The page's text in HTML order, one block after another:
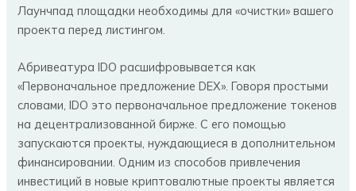
Лаунчпад площадки необходимы для «очистки» вашего
проекта перед листингом.
Абривеатура IDO расшифровывается как
«Первоначальное предложение DEX». Говоря простыми
словами, IDO это первоначальное предложение токенов
на децентрализованной бирже. С его помощью
запускаются проекты, нуждающиеся в дополнительном
финансировании. Одним из способов привлечения
инвестиций в новые криптовалютные проекты является